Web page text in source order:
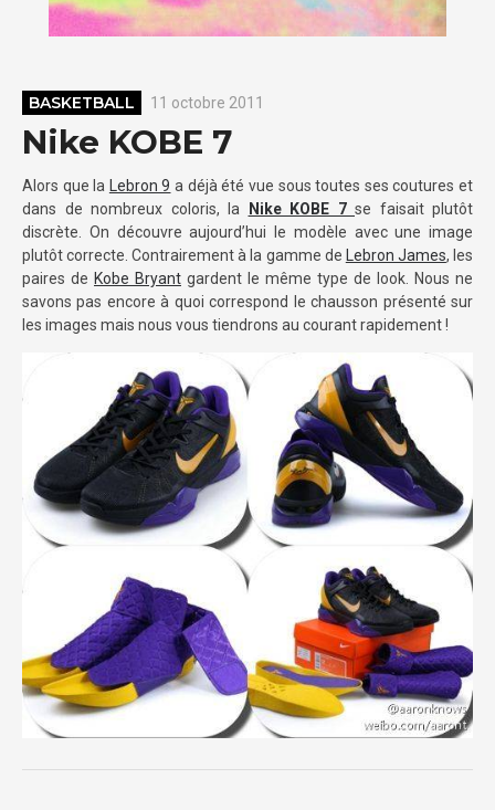
BASKETBALL 11 octobre 2011
Nike KOBE 7
Alors que la Lebron 9 a déjà été vue sous toutes ses coutures et
dans de nombreux coloris, la
Nike KOBE 7 se faisait plutôt
discrète. On découvre aujourd’hui le modèle avec une image
plutôt correcte. Contrairement à la gamme de
Lebron James, les
paires de Kobe Bryant gardent le même type de look. Nous ne
savons pas encore à quoi correspond le chausson présenté sur
les images mais nous vous tiendrons au courant rapidement !